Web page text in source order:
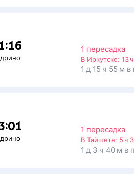
1 пересадка
В Иркутске: 13
1 д 15 ч 55 м в
1 пересадка
В Тайшете: 5 ч
1 д 3 ч 40 м в